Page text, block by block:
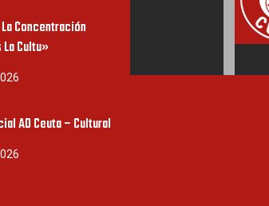
Concentración
Cultu»
AD Ceuta – Cultural